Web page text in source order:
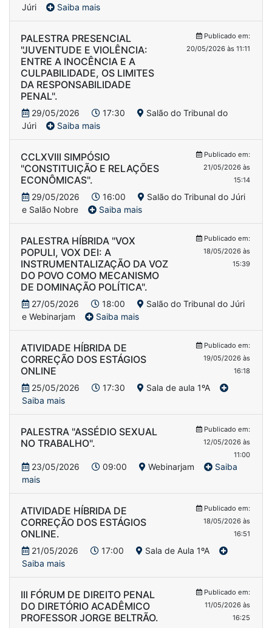
Júri
Saiba mais
PALESTRA PRESENCIAL
"JUVENTUDE E VIOLÊNCIA:
ENTRE A INOCÊNCIA E A
CULPABILIDADE, OS LIMITES
DA RESPONSABILIDADE
PENAL".
Publicado em:
20/05/2026 às 11:11
29/05/2026 17:30
Salão do Tribunal do
Júri
Saiba mais
CCLXVIII SIMPÓSIO
"CONSTITUIÇÃO E RELAÇÕES
ECONÔMICAS".
Publicado em:
21/05/2026 às
15:14
29/05/2026 16:00
Salão do Tribunal do Júri
e Salão Nobre
Saiba mais
PALESTRA HÍBRIDA "VOX
POPULI, VOX DEI: A
INSTRUMENTALIZAÇÃO DA VOZ
DO POVO COMO MECANISMO
DE DOMINAÇÃO POLÍTICA".
Publicado em:
18/05/2026 às
15:39
27/05/2026 18:00
Salão do Tribunal do Júri
e Webinarjam
Saiba mais
ATIVIDADE HÍBRIDA DE
CORREÇÃO DOS ESTÁGIOS
ONLINE
Publicado em:
19/05/2026 às
16:18
25/05/2026 17:30
Sala de aula 1ºA
Saiba mais
PALESTRA "ASSÉDIO SEXUAL
NO TRABALHO".
Publicado em:
12/05/2026 às
11:00
23/05/2026 09:00 Webinarjam
Saiba
mais
ATIVIDADE HÍBRIDA DE
CORREÇÃO DOS ESTÁGIOS
ONLINE.
Publicado em:
18/05/2026 às
16:51
21/05/2026 17:00
Sala de Aula 1ºA
Saiba mais
III FÓRUM DE DIREITO PENAL
DO DIRETÓRIO ACADÊMICO
PROFESSOR JORGE BELTRÃO.
Publicado em:
11/05/2026 às
16:25